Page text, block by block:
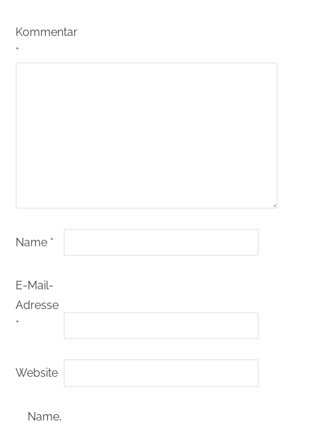
Kommentar
*
Name *
E-Mail-
Adresse
*
Website
Name,